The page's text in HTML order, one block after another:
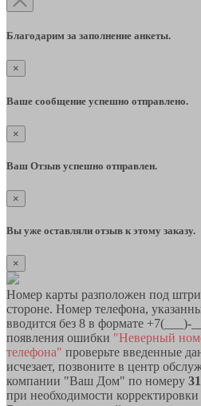
Благодарим за заполнение анкеты.
×
Ваше сообщение успешно отправлено.
×
Ваш Отзыв успешно отправлен.
×
Вы уже оставляли отзыв к этому заказу.
×
Номер карты разположен под
стороне. Номер телефона,
вводится без 8 в формате +7(___)-
появления ошибки "Неверный
телефона" проверьте введенные
исчезает, позвоните в центр
компании "Ваш Дом" по номеру
при необходимости